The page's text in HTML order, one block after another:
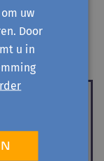
waarop je
uw
Door
u in